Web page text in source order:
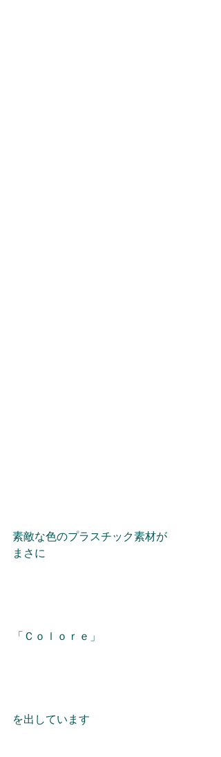
素敵な色のプラスチック素材が
まさに
「Ｃｏｌｏｒｅ」
を出しています